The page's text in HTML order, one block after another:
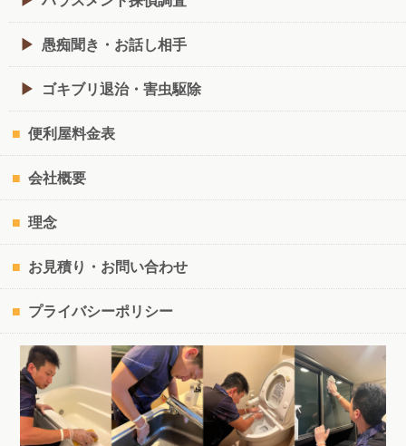
愚痴聞き・お話し相手
ゴキブリ退治・害虫駆除
便利屋料金表
会社概要
理念
お見積り・お問い合わせ
プライバシーポリシー